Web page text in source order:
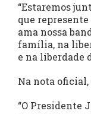
“Estaremos
que
ama nossa
família, na
e na liberdade
Na nota
“O Presidente